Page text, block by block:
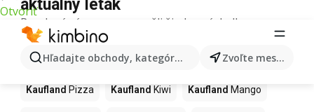
Otvoriť
Hľadajte obchody, kategórie, produkty... Zvoľte mesto
aktuálny leták
Pre daný výraz sme nenašli žiadne výsledky.
Ďalšie produkty v obchodoch
Kaufland
Kaufland Pizza Kaufland Kiwi Kaufland Mango